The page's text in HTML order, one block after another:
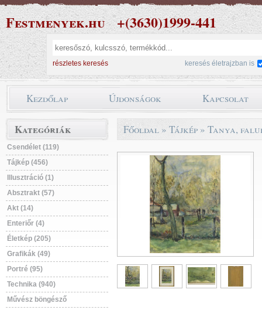
Festmenyek.hu +(3630)1999-441
részletes keresés keresés életrajzban is
Kezdőlap Újdonságok Kapcsolat
Kategóriák
Csendélet (119)
Tájkép (456)
Illusztráció (1)
Absztrakt (57)
Akt (14)
Enteriőr (4)
Életkép (205)
Grafikák (49)
Portré (95)
Technika (940)
Művész böngésző
Főoldal » Tájkép » Tanya,